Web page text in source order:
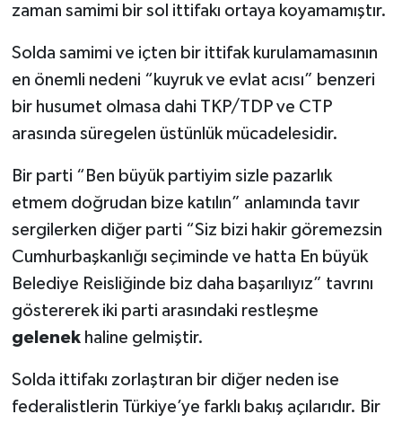
zaman samimi bir sol ittifakı ortaya koyamamıştır.
Solda samimi ve içten bir ittifak kurulamamasının
en önemli nedeni “kuyruk ve evlat acısı” benzeri
bir husumet olmasa dahi TKP/TDP ve CTP
arasında süregelen üstünlük mücadelesidir.
Bir parti “Ben büyük partiyim sizle pazarlık
etmem doğrudan bize katılın” anlamında tavır
sergilerken diğer parti “Siz bizi hakir göremezsin
Cumhurbaşkanlığı seçiminde ve hatta En büyük
Belediye Reisliğinde biz daha başarılıyız” tavrını
göstererek iki parti arasındaki restleşme
gelenekhaline gelmiştir.
Solda ittifakı zorlaştıran bir diğer neden ise
federalistlerin Türkiye’ye farklı bakış açılarıdır. Bir